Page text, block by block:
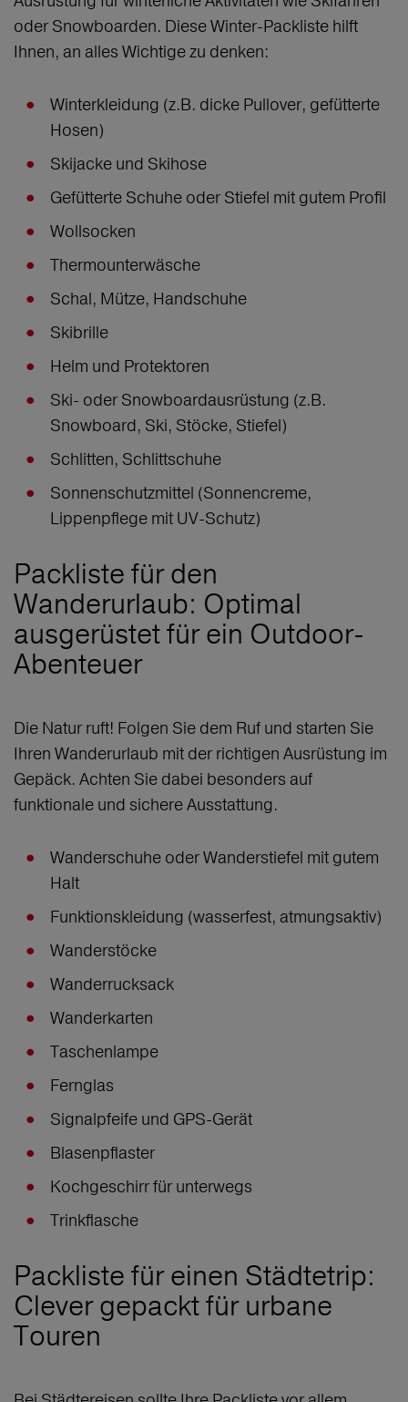
oder Snowboarden. Diese Winter-Packliste hilft
Ihnen, an alles Wichtige zu denken:
Winterkleidung (z.B. dicke Pullover, gefütterte
Hosen)
Skijacke und Skihose
Gefütterte Schuhe oder Stiefel mit gutem Profil
Wollsocken
Thermounterwäsche
Schal, Mütze, Handschuhe
Skibrille
Helm und Protektoren
Ski- oder Snowboardausrüstung (z.B.
Snowboard, Ski, Stöcke, Stiefel)
Schlitten, Schlittschuhe
Sonnenschutzmittel (Sonnencreme,
Lippenpflege mit UV-Schutz)
Packliste für den
Wanderurlaub: Optimal
ausgerüstet für ein Outdoor-
Abenteuer
Die Natur ruft! Folgen Sie dem Ruf und starten Sie
Ihren Wanderurlaub mit der richtigen Ausrüstung im
Gepäck. Achten Sie dabei besonders auf
funktionale und sichere Ausstattung.
Wanderschuhe oder Wanderstiefel mit gutem
Halt
Funktionskleidung (wasserfest, atmungsaktiv)
Wanderstöcke
Wanderrucksack
Wanderkarten
Taschenlampe
Fernglas
Signalpfeife und GPS-Gerät
Blasenpflaster
Kochgeschirr für unterwegs
Trinkflasche
Packliste für einen Städtetrip:
Clever gepackt für urbane
Touren